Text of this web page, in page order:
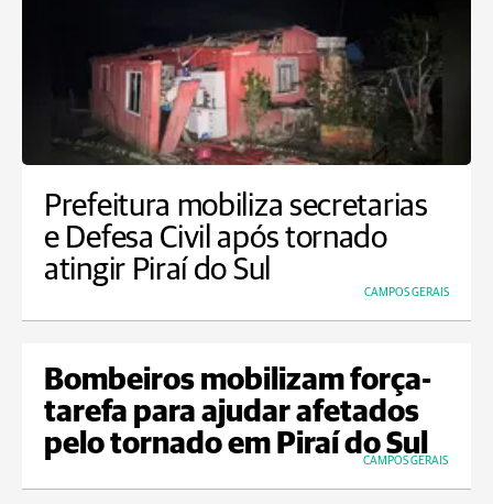
Prefeitura mobiliza secretarias
e Defesa Civil após tornado
atingir Piraí do Sul
CAMPOS GERAIS
Bombeiros mobilizam força-
tarefa para ajudar afetados
pelo tornado em Piraí do Sul
CAMPOS GERAIS